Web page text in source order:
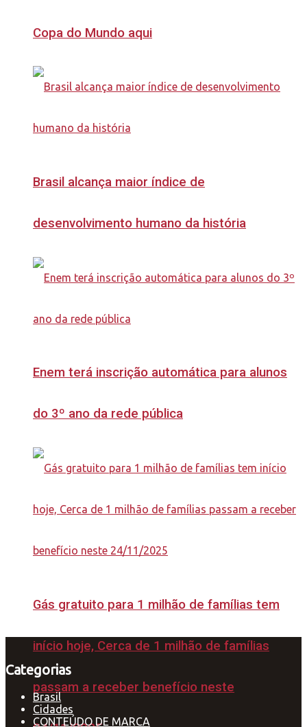
Copa do Mundo aqui
Brasil alcança maior índice de
desenvolvimento humano da história
Enem terá inscrição automática para alunos
do 3º ano da rede pública
Gás gratuito para 1 milhão de famílias tem
início hoje, Cerca de 1 milhão de famílias
passam a receber benefício neste
Categorias
Brasil
Cidades
CONTEÚDO DE MARCA